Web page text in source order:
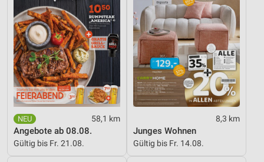
58,1 km
Angebote ab 08.08.
Gültig bis Fr. 21.08.
8,3 km
Junges Wohnen
Gültig bis Fr. 14.08.